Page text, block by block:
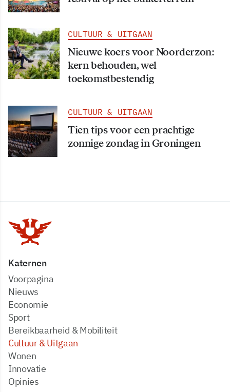
CULTUUR & UITGAAN
Nieuwe koers voor Noorderzon:
kern behouden, wel
toekomstbestendig
CULTUUR & UITGAAN
Tien tips voor een prachtige
zonnige zondag in Groningen
Katernen
Voorpagina
Nieuws
Economie
Sport
Bereikbaarheid & Mobiliteit
Cultuur & Uitgaan
Wonen
Innovatie
Opinies